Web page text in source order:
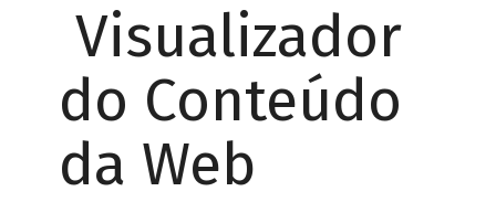
Visualizador
do Conteúdo
da Web